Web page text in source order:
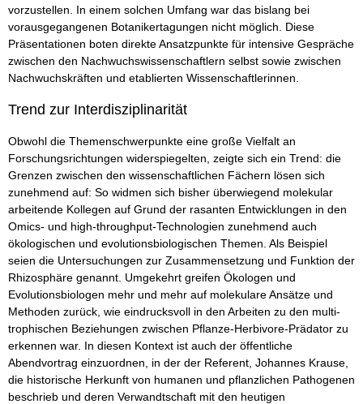
vorzustellen. In einem solchen Umfang war das bislang bei
vorausgegangenen Botanikertagungen nicht möglich. Diese
Präsentationen boten direkte Ansatzpunkte für intensive Gespräche
zwischen den Nachwuchswissenschaftlern selbst sowie zwischen
Nachwuchskräften und etablierten Wissenschaftlerinnen.
Trend zur Interdisziplinarität
Obwohl die Themenschwerpunkte eine große Vielfalt an
Forschungsrichtungen widerspiegelten, zeigte sich ein Trend: die
Grenzen zwischen den wissenschaftlichen Fächern lösen sich
zunehmend auf: So widmen sich bisher überwiegend molekular
arbeitende Kollegen auf Grund der rasanten Entwicklungen in den
Omics- und high-throughput-Technologien zunehmend auch
ökologischen und evolutionsbiologischen Themen. Als Beispiel
seien die Untersuchungen zur Zusammensetzung und Funktion der
Rhizosphäre genannt. Umgekehrt greifen Ökologen und
Evolutionsbiologen mehr und mehr auf molekulare Ansätze und
Methoden zurück, wie eindrucksvoll in den Arbeiten zu den multi-
trophischen Beziehungen zwischen Pflanze-Herbivore-Prädator zu
erkennen war. In diesen Kontext ist auch der öffentliche
Abendvortrag einzuordnen, in der der Referent, Johannes Krause,
die historische Herkunft von humanen und pflanzlichen Pathogenen
beschrieb und deren Verwandtschaft mit den heutigen